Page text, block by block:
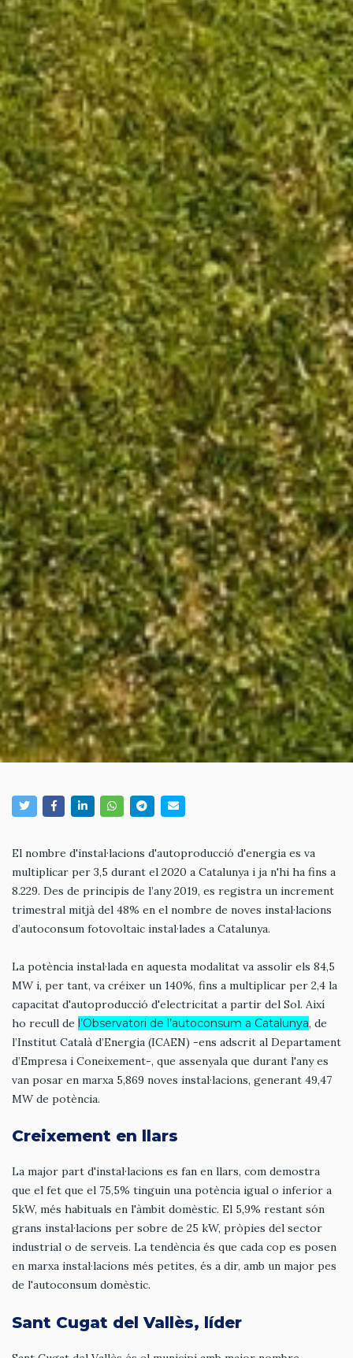
El nombre d'instal·lacions d'autoproducció d'energia es va
multiplicar per 3,5 durant el 2020 a Catalunya i ja n'hi ha fins a
8.229. Des de principis de l’any 2019, es registra un increment
trimestral mitjà del 48% en el nombre de noves instal·lacions
d’autoconsum fotovoltaic instal·lades a Catalunya.
La potència instal·lada en aquesta modalitat va assolir els 84,5
MW i, per tant, va créixer un 140%, fins a multiplicar per 2,4 la
capacitat d'autoproducció d'electricitat a partir del Sol. Així
ho recull de l’Observatori de l’autoconsum a Catalunya, de
l’Institut Català d’Energia (ICAEN) -ens adscrit al Departament
d’Empresa i Coneixement-, que assenyala que durant l'any es
van posar en marxa 5,869 noves instal·lacions, generant 49,47
MW de potència.
Creixement en llars
La major part d'instal·lacions es fan en llars, com demostra
que el fet que el 75,5% tinguin una potència igual o inferior a
5kW, més habituals en l'àmbit domèstic. El 5,9% restant són
grans instal·lacions per sobre de 25 kW, pròpies del sector
industrial o de serveis. La tendència és que cada cop es posen
en marxa instal·lacions més petites, és a dir, amb un major pes
de l'autoconsum domèstic.
Sant Cugat del Vallès, líder